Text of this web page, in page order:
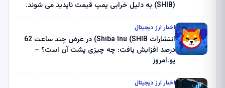
(SHIB) به دلیل خرابی پمپ قیمت ناپدید می شوند.
ثبت کرد – گزارش کریپتو صبح – U.Today
اخبار ارز دیجیتال
انتشارات Shiba Inu (SHIB) در عرض چند ساعت 62
درصد افزایش یافت: چه چیزی پشت آن است؟ –
یو.امروز
اخبار ارز دیجیتال